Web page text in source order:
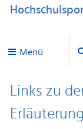
Menü
Links zu